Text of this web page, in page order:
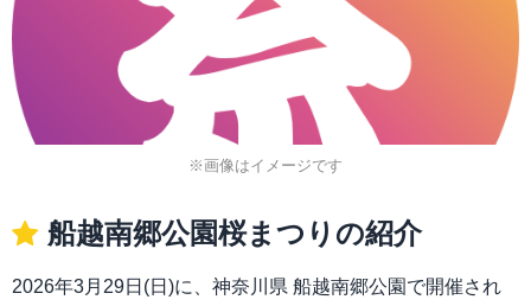
※画像はイメージです
船越南郷公園桜まつりの紹介
2026年3月29日(日)に、神奈川県 船越南郷公園で開催され